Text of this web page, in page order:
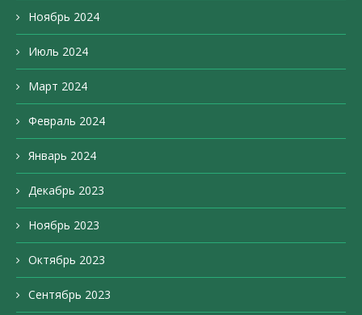
Ноябрь 2024
Июль 2024
Март 2024
Февраль 2024
Январь 2024
Декабрь 2023
Ноябрь 2023
Октябрь 2023
Сентябрь 2023